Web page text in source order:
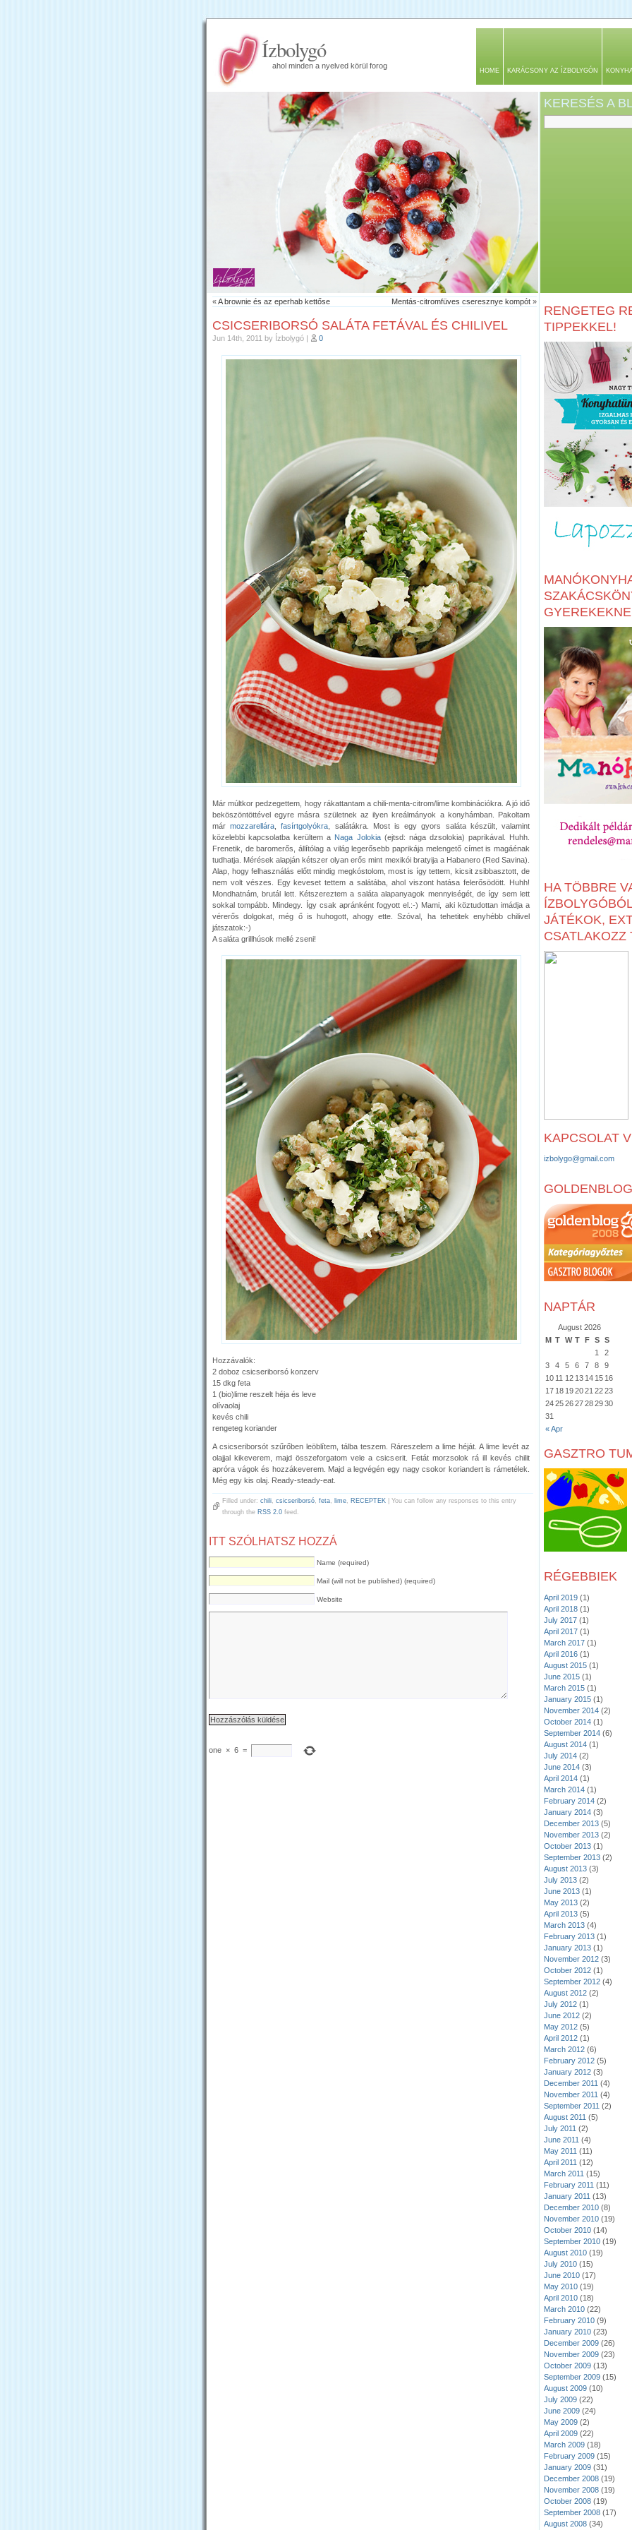
Ízbolygó
ahol minden a nyelved körül forog
HOME KARÁCSONY AZ ÍZBOLYGÓN
KERESÉS A
«A brownie és az eperhab kettőse Mentás-citromfüves cseresznye kompót »
CSICSERIBORSÓ SALÁTA FETÁVAL ÉS CHILIVEL
Jun 14th, 2011 by Ízbolygó | 0
Már múltkor pedzegettem, hogy rákattantam a chili-menta-citrom/lime kombinációkra. A jó idő
beköszöntöttével egyre másra születnek az ilyen kreálmányok a konyhámban. Pakoltam
mármozzarellára ,fasírtgolyókra , salátákra. Most is egy gyors saláta készült, valamint
közelebbi kapcsolatba kerültem a Naga Jolokia(ejtsd: nága dzsolokia) paprikával. Huhh.
Frenetik, de baromerős, állítólag a világ legerősebb paprikája melengető címet is magáénak
tudhatja. Mérések alapján kétszer olyan erős mint mexikói bratyija a Habanero (Red Savina).
Alap, hogy felhasználás előtt mindig megkóstolom, most is így tettem, kicsit zsibbasztott, de
nem volt vészes. Egy keveset tettem a salátába, ahol viszont hatása felerősödött. Huhh!
Mondhatnám, brutál lett. Kétszereztem a saláta alapanyagok mennyiségét, de így sem lett
sokkal tompább. Mindegy. Így csak apránként fogyott el.:-) Mami, aki köztudottan imádja a
vérerős dolgokat, még ő is huhogott, ahogy ette. Szóval, ha tehetitek enyhébb chilivel
játszatok:-)
A saláta grillhúsok mellé zseni!
Hozzávalók:
2 doboz csicseriborsó konzerv
15 dkg feta
1 (bio)lime reszelt héja és leve
olívaolaj
kevés chili
rengeteg koriander
A csicseriborsót szűrőben leöblítem, tálba teszem. Ráreszelem a lime héját. A lime levét az
olajjal kikeverem, majd összeforgatom vele a csicserit. Fetát morzsolok rá ill kevés chilit
apróra vágok és hozzákeverem. Majd a legvégén egy nagy csokor koriandert is rámetélek.
Még egy kis olaj. Ready-steady-eat.
Filled under: chili csicseriborsó feta lime RECEPTEK | You can follow any responses to this entry
through the RSS 2.0 feed.
ITT SZÓLHATSZ HOZZÁ
Name (required)
Mail (will not be published) (required)
Website
one × 6 =
RENGETEG
TIPPEKKEL!
HA TÖBBRE
JÁTÉKOK,
CSATLAKOZZ
KAPCSOLAT
izbolygo@gmail.com
GOLDENBLOG
NAPTÁR
August 2026
M T W T F S S
« Apr
1
2
3
4 5 6 7 8
9
10 11 12 13 14 15 16
17 18 192021 2223
24252627282930
31
GASZTRO
RÉGEBBIEK
April 2019 (1)
April 2018 (1)
July 2017 (1)
April 2017 (1)
March 2017 (1)
April 2016 (1)
August 2015 (1)
June 2015 (1)
March 2015 (1)
January 2015 (1)
November 2014 (2)
October 2014 (1)
September 2014 (6)
August 2014 (1)
July 2014 (2)
June 2014 (3)
April 2014 (1)
March 2014 (1)
February 2014 (2)
January 2014 (3)
December 2013 (5)
November 2013 (2)
October 2013 (1)
September 2013 (2)
August 2013 (3)
July 2013 (2)
June 2013 (1)
May 2013 (2)
April 2013 (5)
March 2013 (4)
February 2013 (1)
January 2013 (1)
November 2012 (3)
October 2012 (1)
September 2012 (4)
August 2012 (2)
July 2012 (1)
June 2012 (2)
May 2012 (5)
April 2012 (1)
March 2012 (6)
February 2012 (5)
January 2012 (3)
December 2011 (4)
November 2011 (4)
September 2011 (2)
August 2011 (5)
July 2011 (2)
June 2011 (4)
May 2011 (11)
April 2011 (12)
March 2011 (15)
February 2011 (11)
January 2011 (13)
December 2010 (8)
November 2010 (19)
October 2010 (14)
September 2010 (19)
August 2010 (19)
July 2010 (15)
June 2010 (17)
May 2010 (19)
April 2010 (18)
March 2010 (22)
February 2010 (9)
January 2010 (23)
December 2009 (26)
November 2009 (23)
October 2009 (13)
September 2009 (15)
August 2009 (10)
July 2009 (22)
June 2009 (24)
May 2009 (2)
April 2009 (22)
March 2009 (18)
February 2009 (15)
January 2009 (31)
December 2008 (19)
November 2008 (19)
October 2008 (19)
September 2008 (17)
August 2008 (34)